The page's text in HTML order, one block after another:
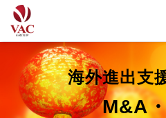
海外進出支
M&A